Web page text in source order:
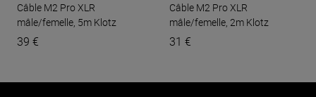
Câble M2 Pro XLR
mâle/femelle, 5m Klotz
39 €
Câble M2 Pro XLR
mâle/femelle, 2m Klotz
31 €